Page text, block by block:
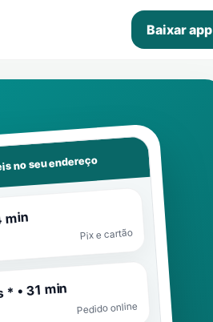
Baixar app
no seu endereço
min
Pix e cartão
• 31 min
Pedido online